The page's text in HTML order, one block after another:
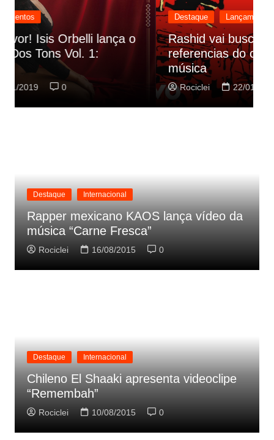
Destaque
Rashid vai buscar nos HQs as
referencias do clipe de sua nova
música
Rociclei 0
Destaque Internacional
Rapper mexicano KAOS lança vídeo da
música “Carne Fresca”
Rociclei 16/08/2015 0
Destaque Internacional
Chileno El Shaaki apresenta videoclipe
“Remembah”
Rociclei 10/08/2015 0